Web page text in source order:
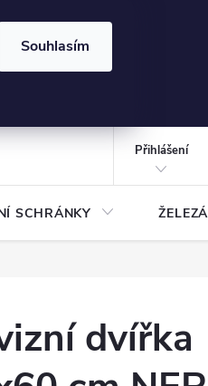
LÉTO2026
Souhlasím
Přihlášení
SCHRÁNKY
dvířka